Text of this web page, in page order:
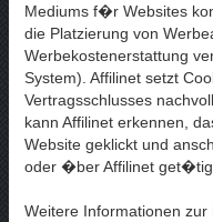
Mediums f�r Websites
die Platzierung von
Werbekostenerstattung
System). Affilinet setzt
Vertragsschlusses
kann Affilinet erkennen,
Website geklickt und
oder �ber Affilinet
Weitere Informationen zur